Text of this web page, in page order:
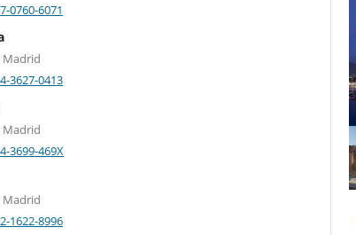
0760-6071
Madrid
3627-0413
Madrid
3699-469X
Madrid
1622-8996